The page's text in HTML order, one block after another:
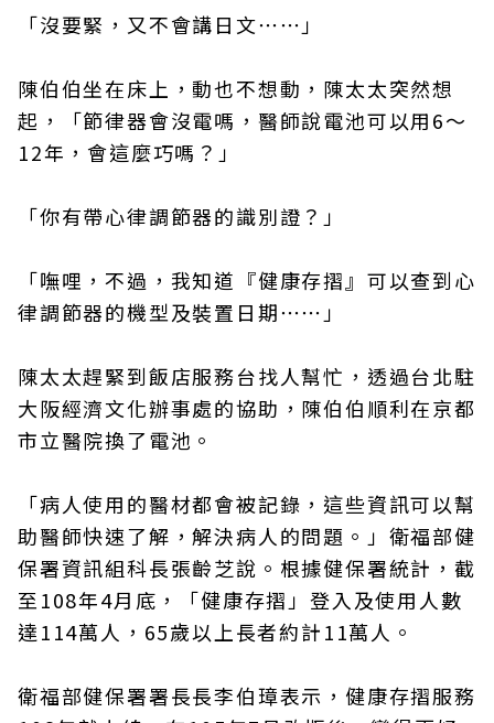
「沒要緊，又不會講日文⋯⋯」
陳伯伯坐在床上，動也不想動，陳太太突然想
起，「節律器會沒電嗎，醫師說電池可以用6～
12年，會這麼巧嗎？」
「你有帶心律調節器的識別證？」
「嘸哩，不過，我知道『健康存摺』可以查到心
律調節器的機型及裝置日期⋯⋯」
陳太太趕緊到飯店服務台找人幫忙，透過台北駐
大阪經濟文化辦事處的協助，陳伯伯順利在京都
市立醫院換了電池。
「病人使用的醫材都會被記錄，這些資訊可以幫
助醫師快速了解，解決病人的問題。」衛福部健
保署資訊組科長張齡芝說。根據健保署統計，截
至108年4月底，「健康存摺」登入及使用人數
達114萬人，65歲以上長者約計11萬人。
衛福部健保署署長長李伯璋表示，健康存摺服務